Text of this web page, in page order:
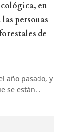
en
personas
de
año pasado, y
se están...